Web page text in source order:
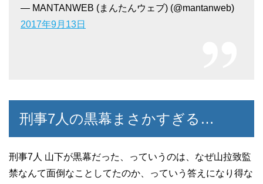
— MANTANWEB (まんたんウェブ) (@mantanweb)
2017年9月13日
刑事7人の黒幕まさかすぎる…
刑事7人 山下が黒幕だった、っていうのは、なぜ山拉致監
禁なんて面倒なことしてたのか、っていう答えになり得な